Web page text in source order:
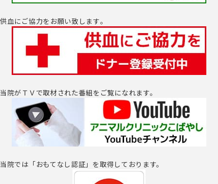
供血にご協力をお願い致します｡
当院がＴＶで取材された番組をご覧になれます。
当院では「おもてなし認証」を取得しております。